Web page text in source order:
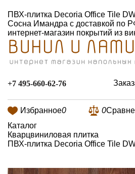
ПВХ-плитка Decoria Office Tile
Сосна Имандра с доставкой по
интернет-магазин покрытий из
+7 495-660-62-76
Избранное0 0
Каталог
Кварцвиниловая плитка
ПВХ-плитка Decoria Office Tile